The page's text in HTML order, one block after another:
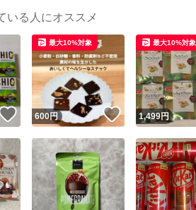
いる人にオススメ
いいね！
600円 いいね！
最大10%対象
1,499円
最大10%対象